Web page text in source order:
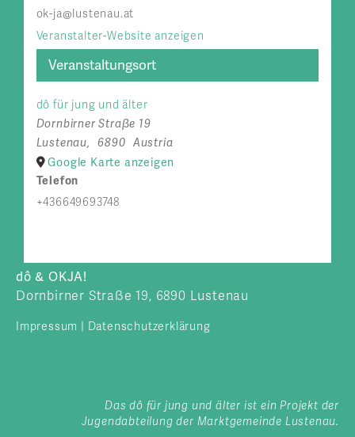
Veranstaltungsort
dô für jung und älter
Dornbirner Straße 19
Lustenau, 6890 Austria
Google Karte anzeigen
Telefon
+436649693748
ok-ja@lustenau.at
Veranstalter-Website anzeigen
dô & OKJA!
Dornbirner Straße 19, 6890 Lustenau
Impressum Datenschutzerklärung
Das dô für jung und älter ist ein Projekt der
Jugendabteilung der Marktgemeinde Lustenau.